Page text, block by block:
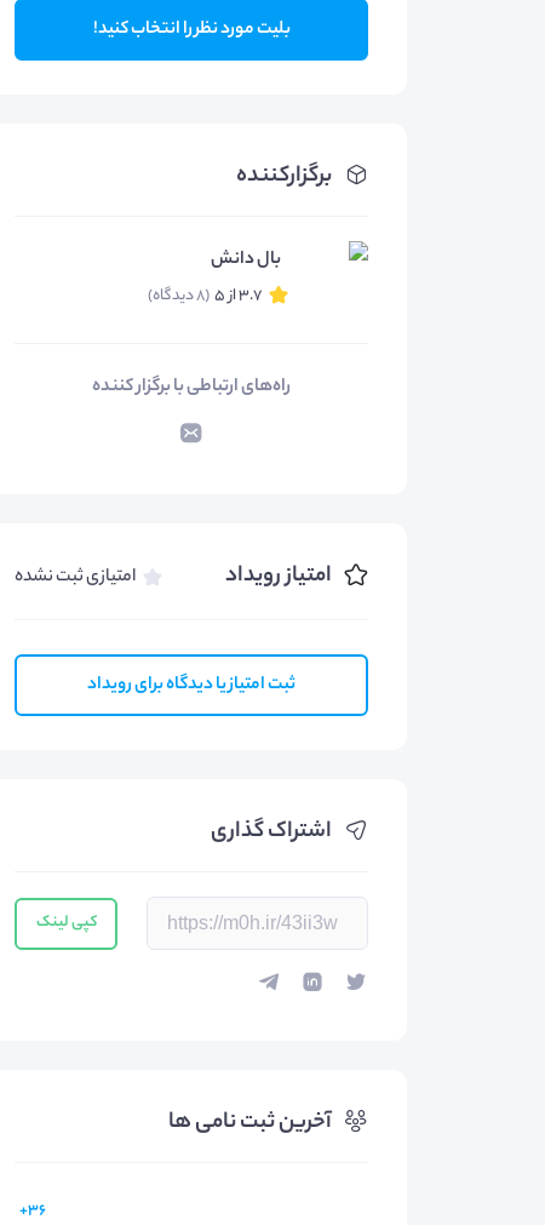
بلیت مورد نظر را انتخاب کنید!
برگزارکننده
بال دانش
3.7 از 5 (8 دیدگاه)
راه‌های ارتباطی با برگزار کننده
امتیاز رویداد امتیازی ثبت نشده
ثبت امتیاز یا دیدگاه برای رویداد
اشتراک گذاری
کپی لینک
آخرین ثبت نامی ها
36+